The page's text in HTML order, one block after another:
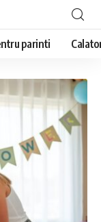
parinti